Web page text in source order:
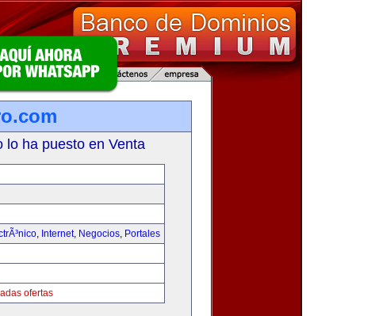
lo ha puesto en Venta
, Internet, Negocios, Portales
ofertas